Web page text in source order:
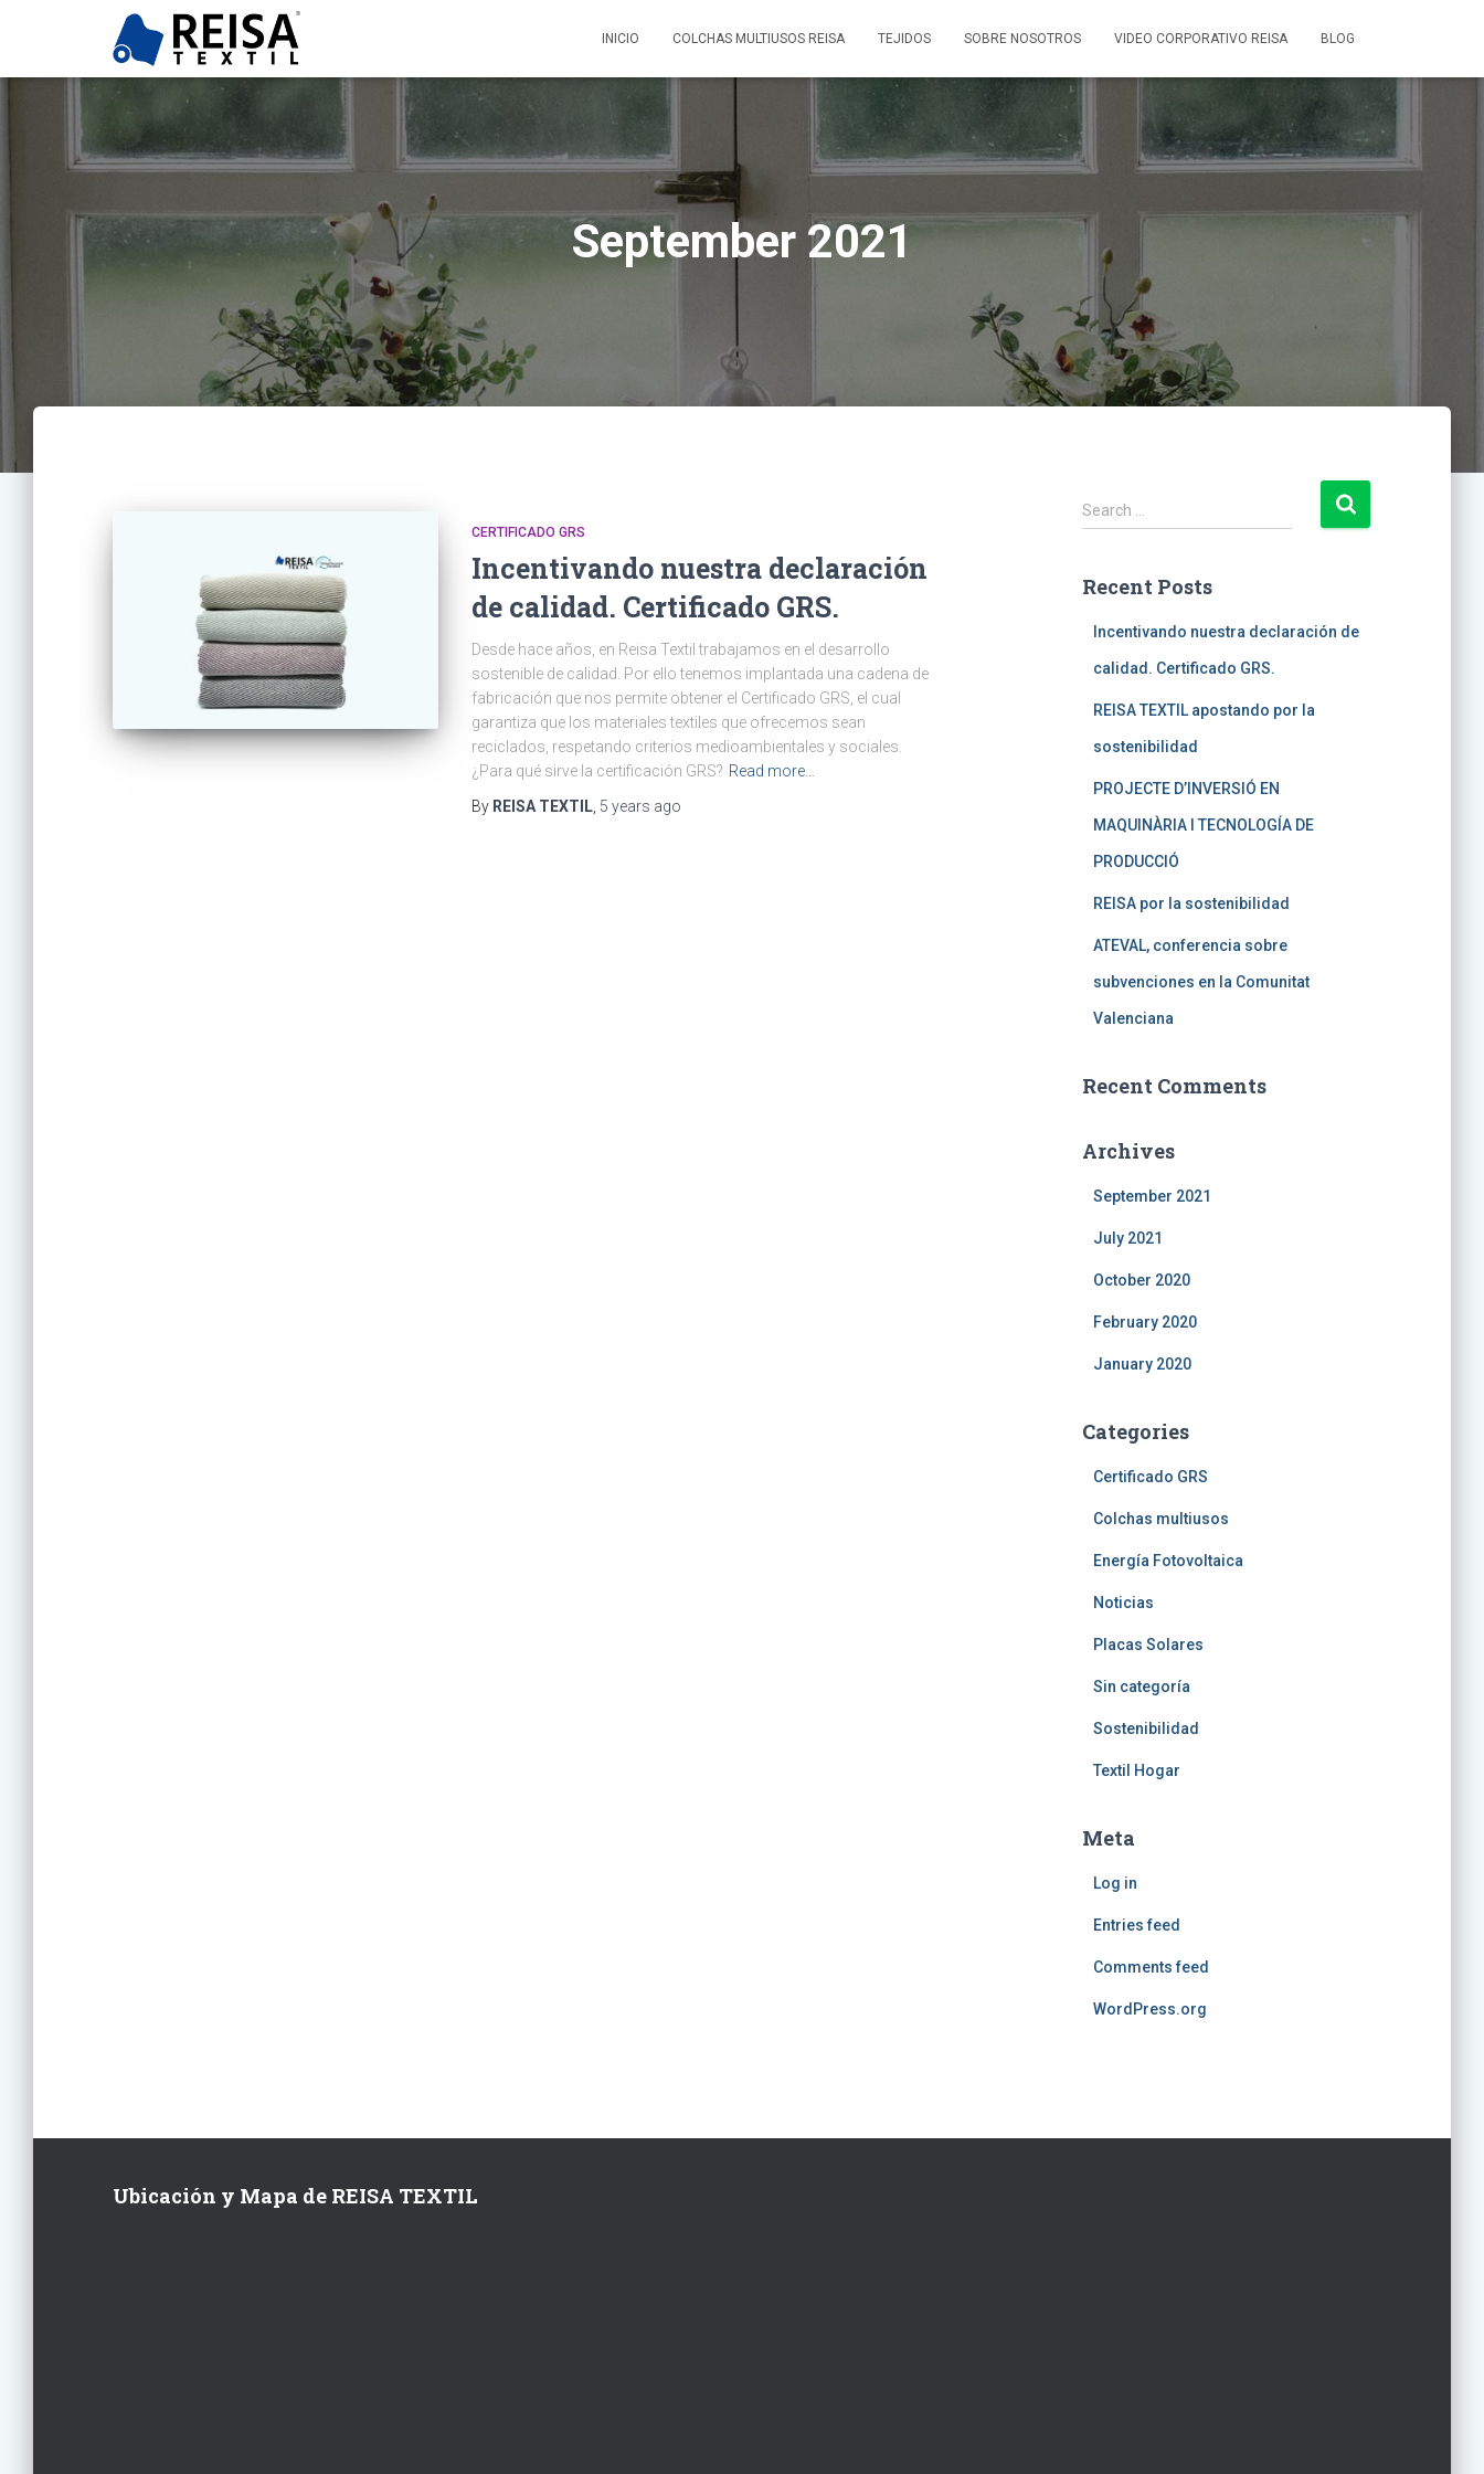
INICIO COLCHAS MULTIUSOS REISA TEJIDOS SOBRE NOSOTROS VIDEO CORPORATIVO REISA BLOG
September 2021
CERTIFICADO GRS
Incentivando nuestra declaración
de calidad. Certificado GRS.
Desde hace años, en Reisa Textil trabajamos en el desarrollo
sostenible de calidad. Por ello tenemos implantada una cadena de
fabricación que nos permite obtener el Certificado GRS, el cual
garantiza que los materiales textiles que ofrecemos sean
reciclados, respetando criterios medioambientales y sociales.
¿Para qué sirve la certificación GRS? Read more…
By REISA TEXTIL 5 years ago
S
e
c
Search …
Recent Posts
Incentivando nuestra declaración de
calidad. Certificado GRS.
REISA TEXTIL apostando por la
sostenibilidad
PROJECTE D’INVERSIÓ EN
MAQUINÀRIA I TECNOLOGÍA DE
PRODUCCIÓ
REISA por la sostenibilidad
ATEVAL, conferencia sobre
subvenciones en la Comunitat
Valenciana
Recent Comments
Archives
September 2021
July 2021
October 2020
February 2020
January 2020
Categories
Certificado GRS
Colchas multiusos
Energía Fotovoltaica
Noticias
Placas Solares
Sin categoría
Sostenibilidad
Textil Hogar
Meta
Log in
Entries feed
Comments feed
WordPress.org
Ubicación y Mapa de REISA TEXTIL